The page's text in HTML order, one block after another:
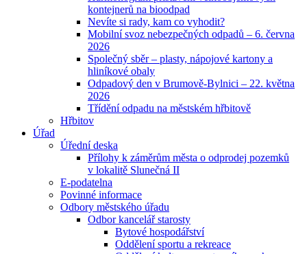
kontejnerů na bioodpad
Nevíte si rady, kam co vyhodit?
Mobilní svoz nebezpečných odpadů – 6. června
2026
Společný sběr – plasty, nápojové kartony a
hliníkové obaly
Odpadový den v Brumově-Bylnici – 22. května
2026
Třídění odpadu na městském hřbitově
Hřbitov
Úřad
Úřední deska
Přílohy k záměrům města o odprodej pozemků
v lokalitě Slunečná II
E-podatelna
Povinné informace
Odbory městského úřadu
Odbor kancelář starosty
Bytové hospodářství
Oddělení sportu a rekreace